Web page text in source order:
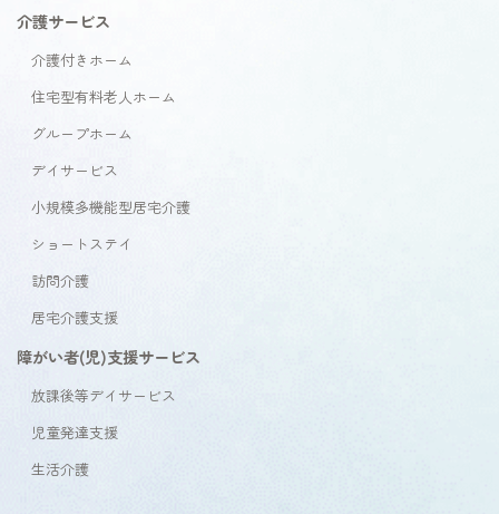
介護サービス
介護付きホーム
住宅型有料老人ホーム
グループホーム
デイサービス
小規模多機能型居宅介護
ショートステイ
訪問介護
居宅介護支援
障がい者(児)支援サービス
放課後等デイサービス
児童発達支援
生活介護